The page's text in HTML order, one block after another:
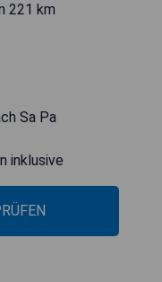
221 km
Sa Pa
inklusive